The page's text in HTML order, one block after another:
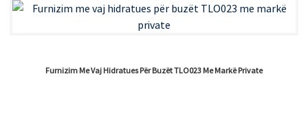
Furnizim Me Vaj Hidratues Për Buzët TLO023 Me Markë Private